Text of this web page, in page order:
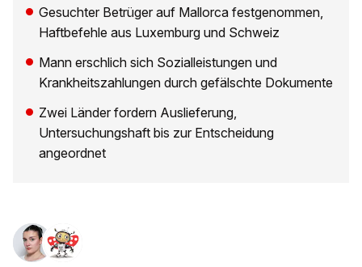
Gesuchter Betrüger auf Mallorca festgenommen,
Haftbefehle aus Luxemburg und Schweiz
Mann erschlich sich Sozialleistungen und
Krankheitszahlungen durch gefälschte Dokumente
Zwei Länder fordern Auslieferung,
Untersuchungshaft bis zur Entscheidung
angeordnet